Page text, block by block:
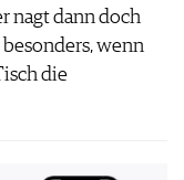
nagt dann doch
besonders, wenn
die